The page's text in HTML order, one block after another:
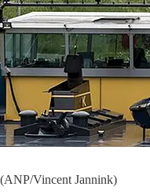
Vincent Jannink)